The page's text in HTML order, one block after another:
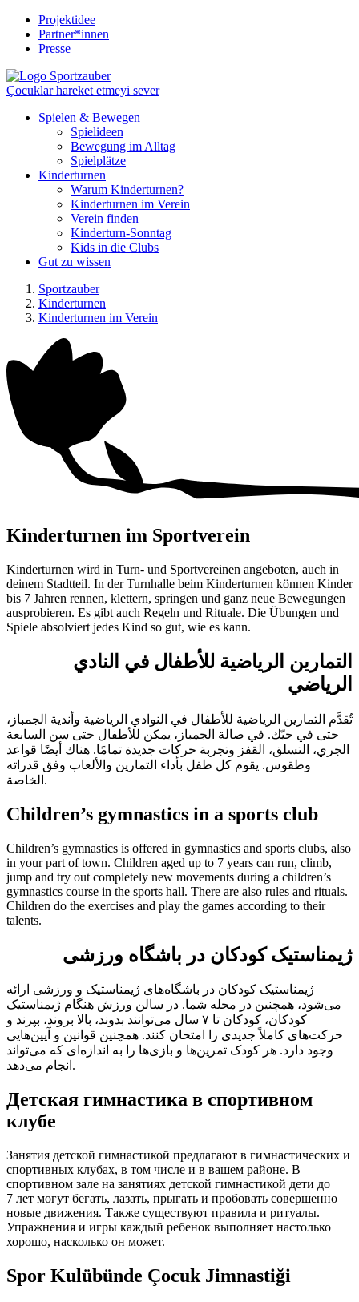
Projektidee
Partner*innen
Presse
Çocuklar hareket etmeyi sever
Spielen & Bewegen
Spielideen
Bewegung im Alltag
Spielplätze
Kinderturnen
Warum Kinderturnen?
Kinderturnen im Verein
Verein finden
Kinderturn-Sonntag
Kids in die Clubs
Gut zu wissen
Sportzauber
Kinderturnen
Kinderturnen im Verein
Kinderturnen im Sportverein
Kinderturnen wird in Turn- und Sportvereinen angeboten, auch in
deinem Stadtteil. In der Turnhalle beim Kinderturnen können Kinder
bis 7 Jahren rennen, klettern, springen und ganz neue Bewegungen
ausprobieren. Es gibt auch Regeln und Rituale. Die Übungen und
Spiele absolviert jedes Kind so gut, wie es kann.
التمارين الرياضية للأطفال في النادي
الرياضي
تُقدَّم التمارين الرياضية للأطفال في النوادي الرياضية وأندية الجمباز،
حتى في حيّك. في صالة الجمباز، يمكن للأطفال حتى سن السابعة
الجري، التسلق، القفز وتجربة حركات جديدة تمامًا. هناك أيضًا قواعد
وطقوس. يقوم كل طفل بأداء التمارين والألعاب وفق قدراته
الخاصة.
Children’s gymnastics in a sports club
Children’s gymnastics is offered in gymnastics and sports clubs, also
in your part of town. Children aged up to 7 years can run, climb,
jump and try out completely new movements during a children’s
gymnastics course in the sports hall. There are also rules and rituals.
Children do the exercises and play the games according to their
talents.
ژیمناستیک کودکان در باشگاه ورزشی
ژیمناستیک کودکان در باشگاه‌های ژیمناستیک و ورزشی ارائه
می‌شود، همچنین در محله شما. در سالن ورزش هنگام ژیمناستیک
کودکان، کودکان تا ۷ سال می‌توانند بدوند، بالا بروند، بپرند و
حرکت‌های کاملاً جدیدی را امتحان کنند. همچنین قوانین و آیین‌هایی
وجود دارد. هر کودک تمرین‌ها و بازی‌ها را به اندازه‌ای که می‌تواند
انجام می‌دهد.
Детская гимнастика в спортивном
клубе
Занятия детской гимнастикой предлагают в гимнастических и
спортивных клубах, в том числе и в вашем районе. В
спортивном зале на занятиях детской гимнастикой дети до
7 лет могут бегать, лазать, прыгать и пробовать совершенно
новые движения. Также существуют правила и ритуалы.
Упражнения и игры каждый ребенок выполняет настолько
хорошо, насколько он может.
Spor Kulübünde Çocuk Jimnastiği